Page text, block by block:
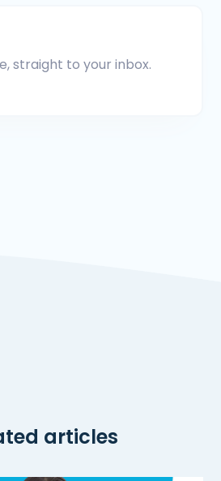
straight to your inbox.
articles